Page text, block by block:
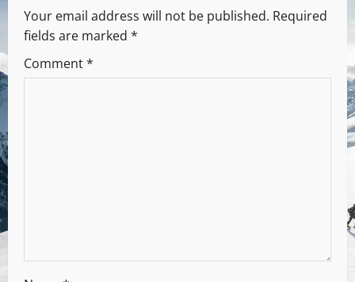
Your email address will not be published. Required
fields are marked *
Comment*